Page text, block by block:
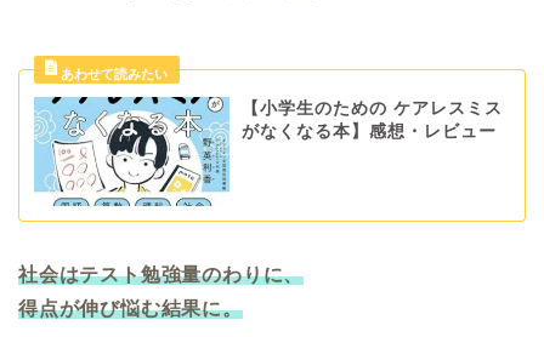
【小学生のための ケアレスミス
がなくなる本】感想・レビュー
社会はテスト勉強量のわりに、
得点が伸び悩む結果に。